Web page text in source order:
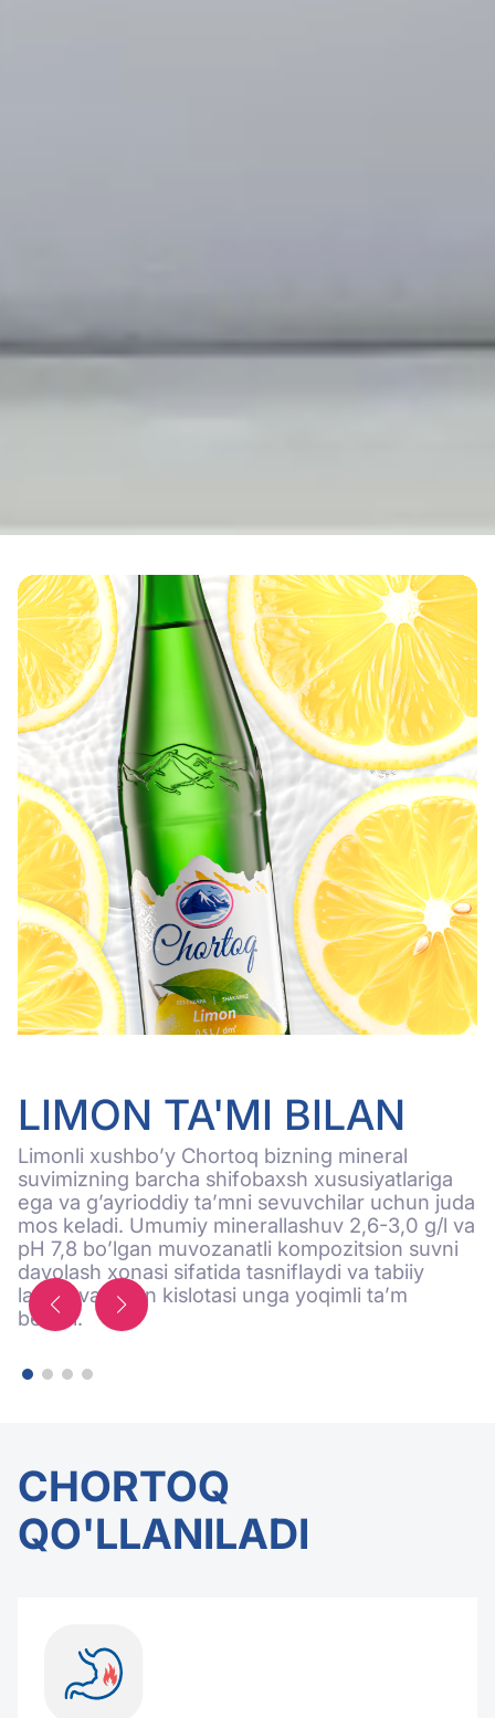
LIMON TA'MI BILAN
Limonli xushbo’y Chortoq bizning mineral
suvimizning barcha shifobaxsh xususiyatlariga
ega va g’ayrioddiy ta’mni sevuvchilar uchun juda
mos keladi. Umumiy minerallashuv 2,6-3,0 g/l va
pH 7,8 bo’lgan muvozanatli kompozitsion suvni
davolash xonasi sifatida tasniflaydi va tabiiy
lazzat va limon kislotasi unga yoqimli ta’m
beradi.
CHORTOQ
QO'LLANILADI